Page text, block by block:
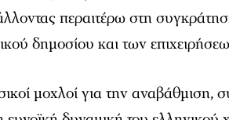
περαιτέρω στη
δημοσίου και των
μοχλοί για την